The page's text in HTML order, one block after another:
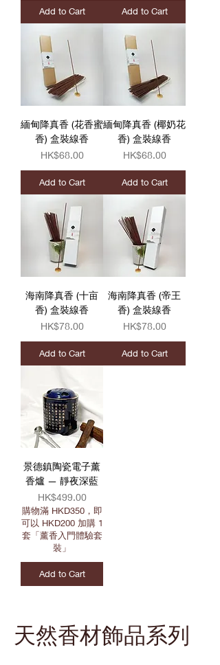
Add to Cart Add to Cart
緬甸降真香 (花香蜜
香) 盒裝線香
Price
HK$68.00
Add to Cart
緬甸降真香 (椰奶花
香) 盒裝線香
Price
HK$68.00
Add to Cart
海南降真香 (十亩
香) 盒裝線香
Price
HK$78.00
Add to Cart
海南降真香 (帝王
香) 盒裝線香
Price
HK$78.00
Add to Cart
景德鎮陶瓷電子薰
香爐 — 靜夜深藍
Price
HK$499.00
購物滿 HKD350，即
可以 HKD200 加購 1
套「薰香入門體驗套
裝」
Add to Cart
天然香材飾品系列